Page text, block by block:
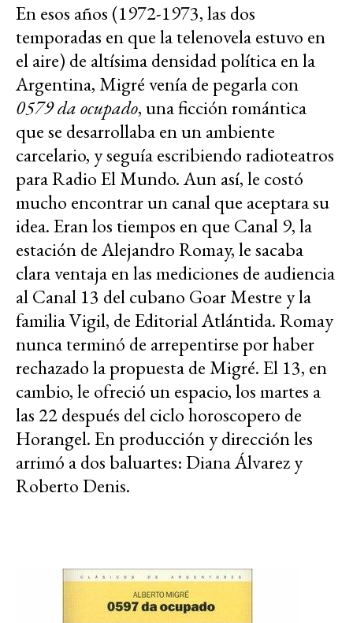
En esos años (1972-1973, las dos
temporadas en que la telenovela estuvo en
el aire) de altísima densidad política en la
Argentina, Migré venía de pegarla con
0579 da ocupado, una ficción romántica
que se desarrollaba en un ambiente
carcelario, y seguía escribiendo radioteatros
para Radio El Mundo. Aun así, le costó
mucho encontrar un canal que aceptara su
idea. Eran los tiempos en que Canal 9, la
estación de Alejandro Romay, le sacaba
clara ventaja en las mediciones de audiencia
al Canal 13 del cubano Goar Mestre y la
familia Vigil, de Editorial Atlántida. Romay
nunca terminó de arrepentirse por haber
rechazado la propuesta de Migré. El 13, en
cambio, le ofreció un espacio, los martes a
las 22 después del ciclo horoscopero de
Horangel. En producción y dirección les
arrimó a dos baluartes: Diana Álvarez y
Roberto Denis.